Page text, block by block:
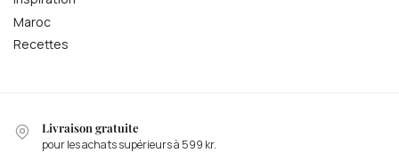
Maroc
Recettes
Livraison gratuite
pour les achats supérieurs à 599 kr.